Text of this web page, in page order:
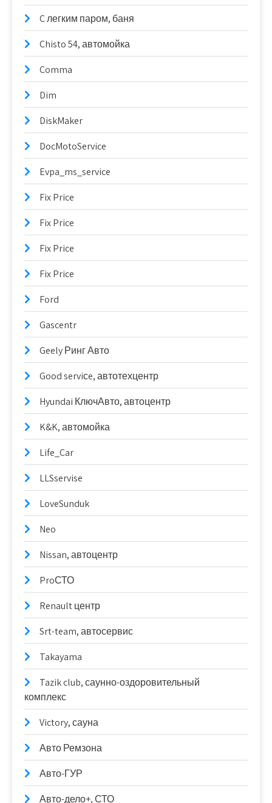
C легким паром, баня
Chisto 54, автомойка
Comma
Dim
DiskMaker
DocMotoService
Evpa_ms_service
Fix Price
Fix Price
Fix Price
Fix Price
Ford
Gascentr
Geely Ринг Авто
Good serviсe, автотехцентр
Hyundai КлючАвто, автоцентр
K&K, автомойка
Life_Car
LLSservise
LoveSunduk
Neo
Nissan, автоцентр
ProСТО
Renault центр
Srt-team, автосервис
Takayama
Tazik club, саунно-оздоровительный
комплекс
Victory, сауна
Авто Ремзона
Авто-ГУР
Авто-дело+, СТО